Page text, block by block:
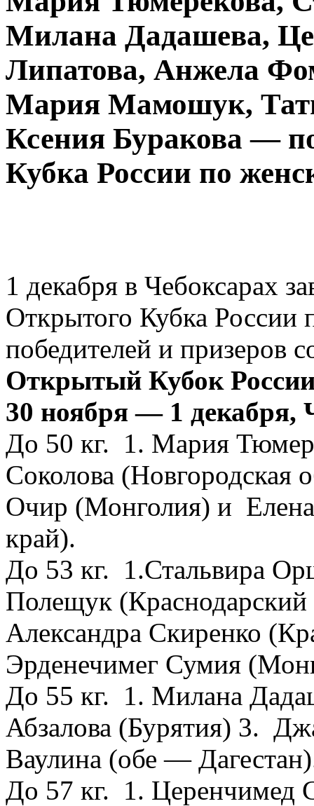
Милана Дадашева,
Липатова, Анжела
Мария Мамошук,
Ксения Буракова —
Кубка России по
1 декабря в Чебоксарах
Открытого Кубка России
победителей и призеров
Открытый Кубок
30 ноября — 1 декабря,
До 50 кг. 1. Мария
Соколова
Очир (Монголия) и
край).
До 53 кг. 1.Стальвира
Полещук
Александра Скиренко
Эрденечимег Сумия
До 55 кг. 1. Милана
Абзалова (Бурятия) 3.
Ваулина (обе —
До 57 кг. 1. Церенчимед